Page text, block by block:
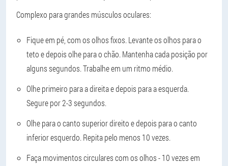
Complexo para grandes músculos oculares:
Fique em pé, com os olhos fixos. Levante os olhos para o
teto e depois olhe para o chão. Mantenha cada posição por
alguns segundos. Trabalhe em um ritmo médio.
Olhe primeiro para a direita e depois para a esquerda.
Segure por 2-3 segundos.
Olhe para o canto superior direito e depois para o canto
inferior esquerdo. Repita pelo menos 10 vezes.
Faça movimentos circulares com os olhos - 10 vezes em